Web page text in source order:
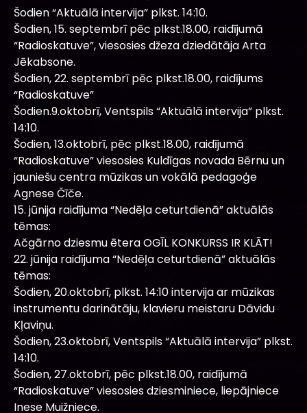
Šodien “Aktuālā intervija” plkst. 14:10.
Šodien, 15. septembrī pēc plkst.18.00, raidījumā
“Radioskatuve”, viesosies džeza dziedātāja Arta
Jēkabsone.
Šodien, 22. septembrī pēc plkst.18.00, raidījums
“Radioskatuve”
Šodien.9.oktobrī, Ventspils “Aktuālā intervija” plkst.
14:10.
Šodien, 13.oktobrī, pēc plkst.18.00, raidījumā
“Radioskatuve” viesosies Kuldīgas novada Bērnu un
jauniešu centra mūzikas un vokālā pedagoģe
Agnese Čīče.
15. jūnija raidījuma “Nedēļa ceturtdienā” aktuālās
tēmas:
Ačgārno dziesmu ētera OGĪL KONKURSS IR KLĀT!
22. jūnija raidījuma “Nedēļa ceturtdienā” aktuālās
tēmas:
Šodien, 20.oktobrī, plkst. 14:10 intervija ar mūzikas
instrumentu darinātāju, klavieru meistaru Dāvidu
Kļaviņu.
Šodien, 23.oktobrī, Ventspils “Aktuālā intervija” plkst.
14:10.
Šodien, 27.oktobrī, pēc plkst.18.00, raidījumā
“Radioskatuve” viesosies dziesminiece, liepājniece
Inese Muižniece.